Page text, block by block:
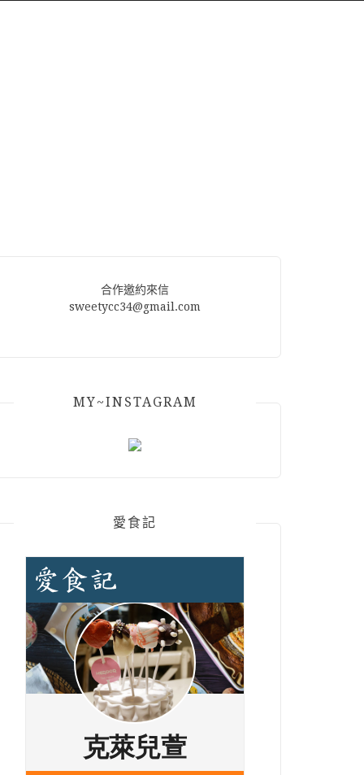
合作邀約來信
sweetycc34@gmail.com
MY~INSTAGRAM
愛食記